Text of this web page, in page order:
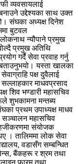
व्यवसायलाई
उद्देश्यका साथ उक्त
संघका अध्यक्ष दिनेश
बुटवल
न्यौपाने प्रमुख
प्रमुख अतिथि
गर्दै सेवा प्रवाह गर्नु
यस्ता खालका
पक्ष दुवैलाई
माधवप्रसाद
शिव भण्डारी महासचिव
शुभकामना मन्तब्य
प्रथम उपाध्यक्ष माधव
सञ्चालन महासचिव
संयोजक
। तालिममा लोक सेवा
वडासँग सम्बन्धित
बैंकहरू र श्रम तथा